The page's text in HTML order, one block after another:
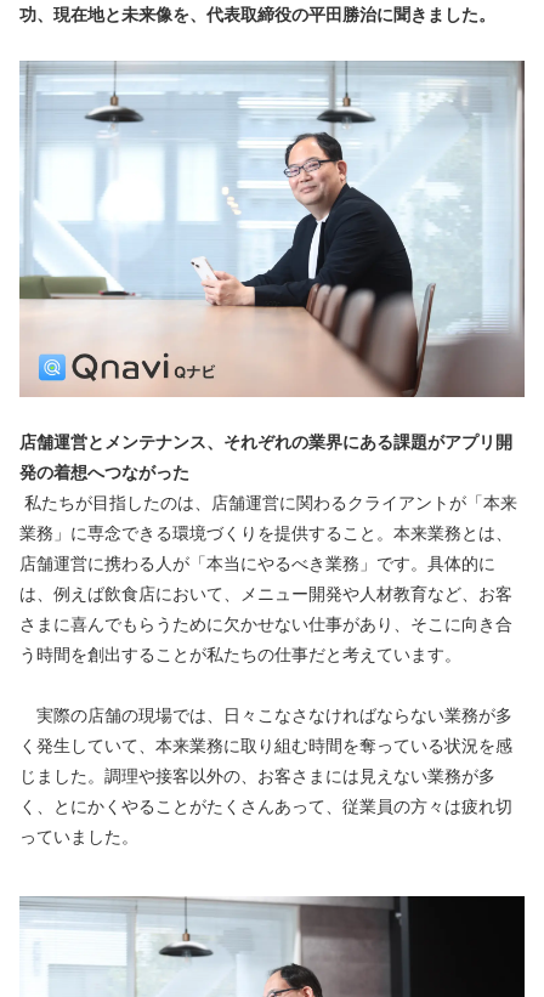
功、現在地と未来像を、代表取締役の平田勝治に聞きました。
店舗運営とメンテナンス、それぞれの業界にある課題がアプリ開
発の着想へつながった
業務」に専念できる環境づくりを提供すること。本来業務とは、
店舗運営に携わる人が「本当にやるべき業務」です。具体的に
は、例えば飲食店において、メニュー開発や人材教育など、お客
さまに喜んでもらうために欠かせない仕事があり、そこに向き合
う時間を創出することが私たちの仕事だと考えています。
実際の店舗の現場では、日々こなさなければならない業務が多
く発生していて、本来業務に取り組む時間を奪っている状況を感
じました。調理や接客以外の、お客さまには見えない業務が多
く、とにかくやることがたくさんあって、従業員の方々は疲れ切
っていました。